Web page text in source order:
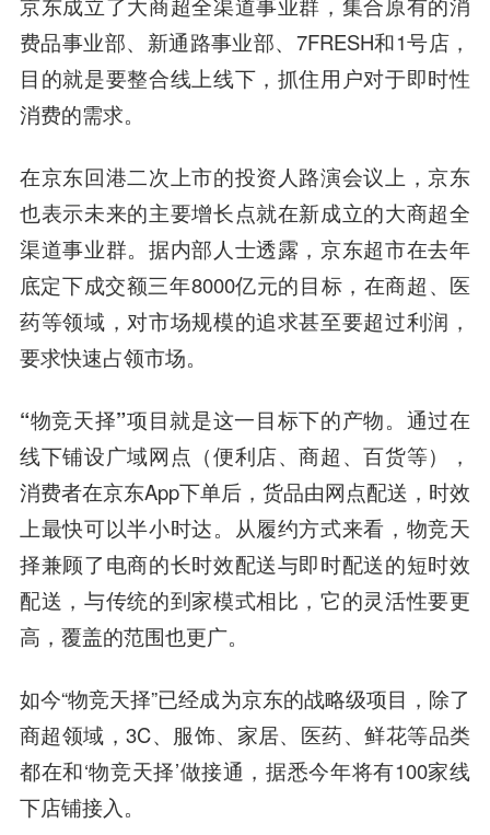
京东成立了大商超全渠道事业群，集合原有的消
费品事业部、新通路事业部、7FRESH和1号店，
目的就是要整合线上线下，抓住用户对于即时性
消费的需求。
在京东回港二次上市的投资人路演会议上，京东
也表示未来的主要增长点就在新成立的大商超全
渠道事业群。据内部人士透露，京东超市在去年
底定下成交额三年8000亿元的目标，在商超、医
药等领域，对市场规模的追求甚至要超过利润，
要求快速占领市场。
“物竞天择”项目就是这一目标下的产物。 通过在
线下铺设广域网点（便利店、商超、百货等），
消费者在京东App下单后，货品由网点配送，时效
上最快可以半小时达。从履约方式来看，物竞天
择兼顾了电商的长时效配送与即时配送的短时效
配送，与传统的到家模式相比，它的灵活性要更
高，覆盖的范围也更广。
如今“物竞天择”已经成为京东的战略级项目，除了
商超领域，3C、服饰、家居、医药、鲜花等品类
都在和‘物竞天择’做接通，据悉今年将有100家线
下店铺接入。